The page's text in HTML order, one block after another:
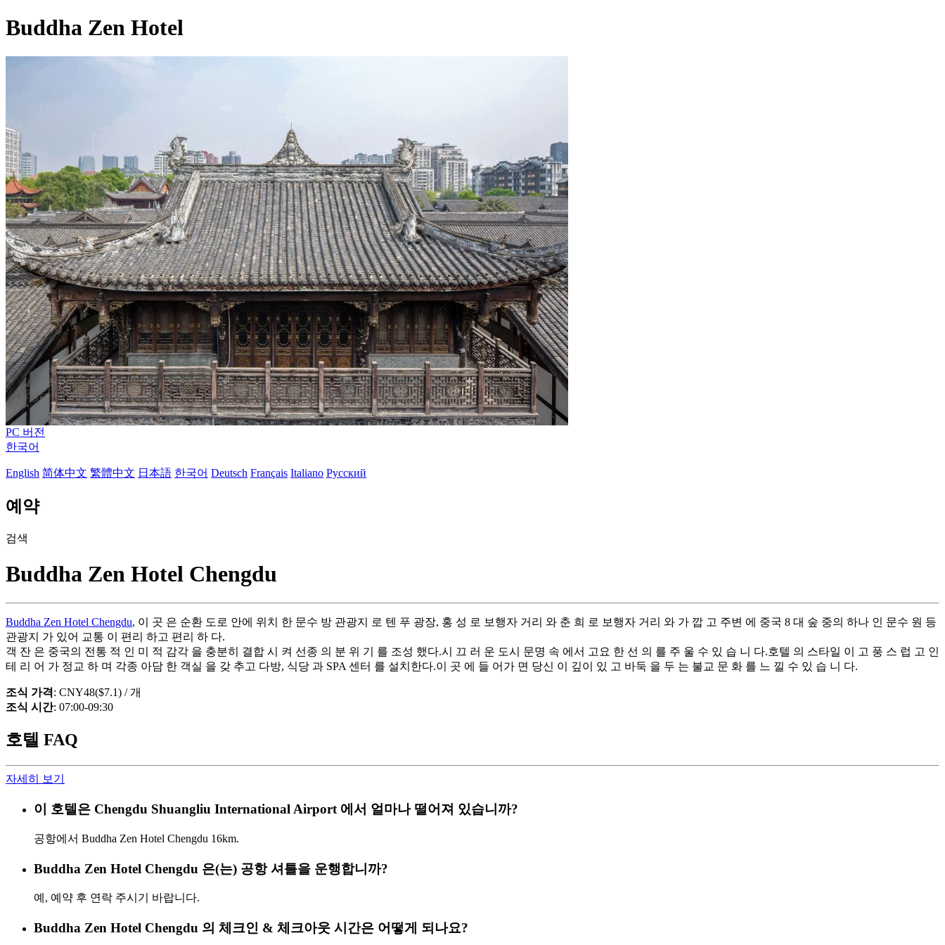
Buddha Zen Hotel
PC 버전
한국어
English 简体中文 繁體中文 日本語 한국어 Deutsch Français Italiano Русский
예약
검색
Buddha Zen Hotel Chengdu
Buddha Zen Hotel Chengdu, 이 곳 은 순환 도로 안에 위치 한 문수 방 관광지 로 텐 푸 광장, 홍 성 로 보행자 거리 와 춘 희 로 보행자 거리 와 가 깝 고 주변 에 중국 8 대 숲 중의 하나 인 문수 원 등
관광지 가 있어 교통 이 편리 하고 편리 하 다.
객 잔 은 중국의 전통 적 인 미 적 감각 을 충분히 결합 시 켜 선종 의 분 위 기 를 조성 했다.시 끄 러 운 도시 문명 속 에서 고요 한 선 의 를 주 울 수 있 습 니 다.호텔 의 스타일 이 고 풍 스 럽 고 인
테 리 어 가 정교 하 며 각종 아담 한 객실 을 갖 추고 다방, 식당 과 SPA 센터 를 설치한다.이 곳 에 들 어가 면 당신 이 깊이 있 고 바둑 을 두 는 불교 문 화 를 느 낄 수 있 습 니 다.
조식 가격: CNY48($7.1) / 개
조식 시간: 07:00-09:30
호텔 FAQ
자세히 보기
이 호텔은 Chengdu Shuangliu International Airport 에서 얼마나 떨어져 있습니까?
공항에서 Buddha Zen Hotel Chengdu 16km.
Buddha Zen Hotel Chengdu 은(는) 공항 셔틀을 운행합니까?
예, 예약 후 연락 주시기 바랍니다.
Buddha Zen Hotel Chengdu 의 체크인 & 체크아웃 시간은 어떻게 되나요?